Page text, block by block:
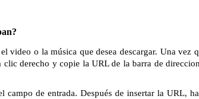
video o la música que desea descargar. Una vez
derecho y copie la URL de la barra de
campo de entrada. Después de insertar la URL,